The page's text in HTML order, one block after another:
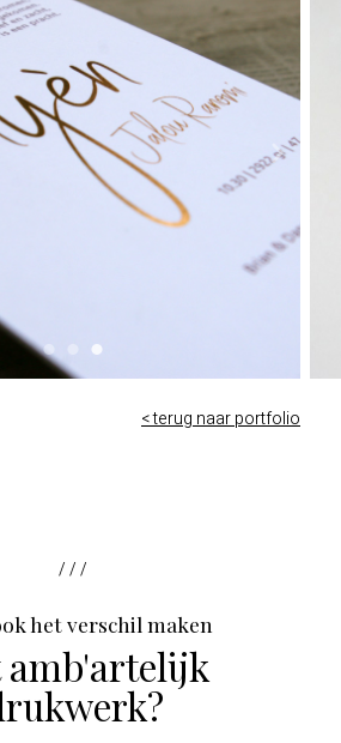
< terug naar portfolio
/ / /
het verschil maken
amb'artelijk